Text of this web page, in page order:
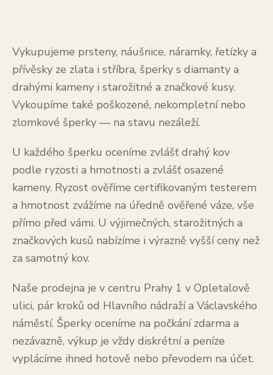
Vykupujeme prsteny, náušnice, náramky, řetízky a
přívěsky ze zlata i stříbra, šperky s diamanty a
drahými kameny i starožitné a značkové kusy.
Vykoupíme také poškozené, nekompletní nebo
zlomkové šperky — na stavu nezáleží.
U každého šperku oceníme zvlášť drahý kov
podle ryzosti a hmotnosti a zvlášť osazené
kameny. Ryzost ověříme certifikovaným testerem
a hmotnost zvážíme na úředně ověřené váze, vše
přímo před vámi. U výjimečných, starožitných a
značkových kusů nabízíme i výrazně vyšší ceny než
za samotný kov.
Naše prodejna je v centru Prahy 1 v Opletalově
ulici, pár kroků od Hlavního nádraží a Václavského
náměstí. Šperky oceníme na počkání zdarma a
nezávazně, výkup je vždy diskrétní a peníze
vyplácíme ihned hotově nebo převodem na účet.